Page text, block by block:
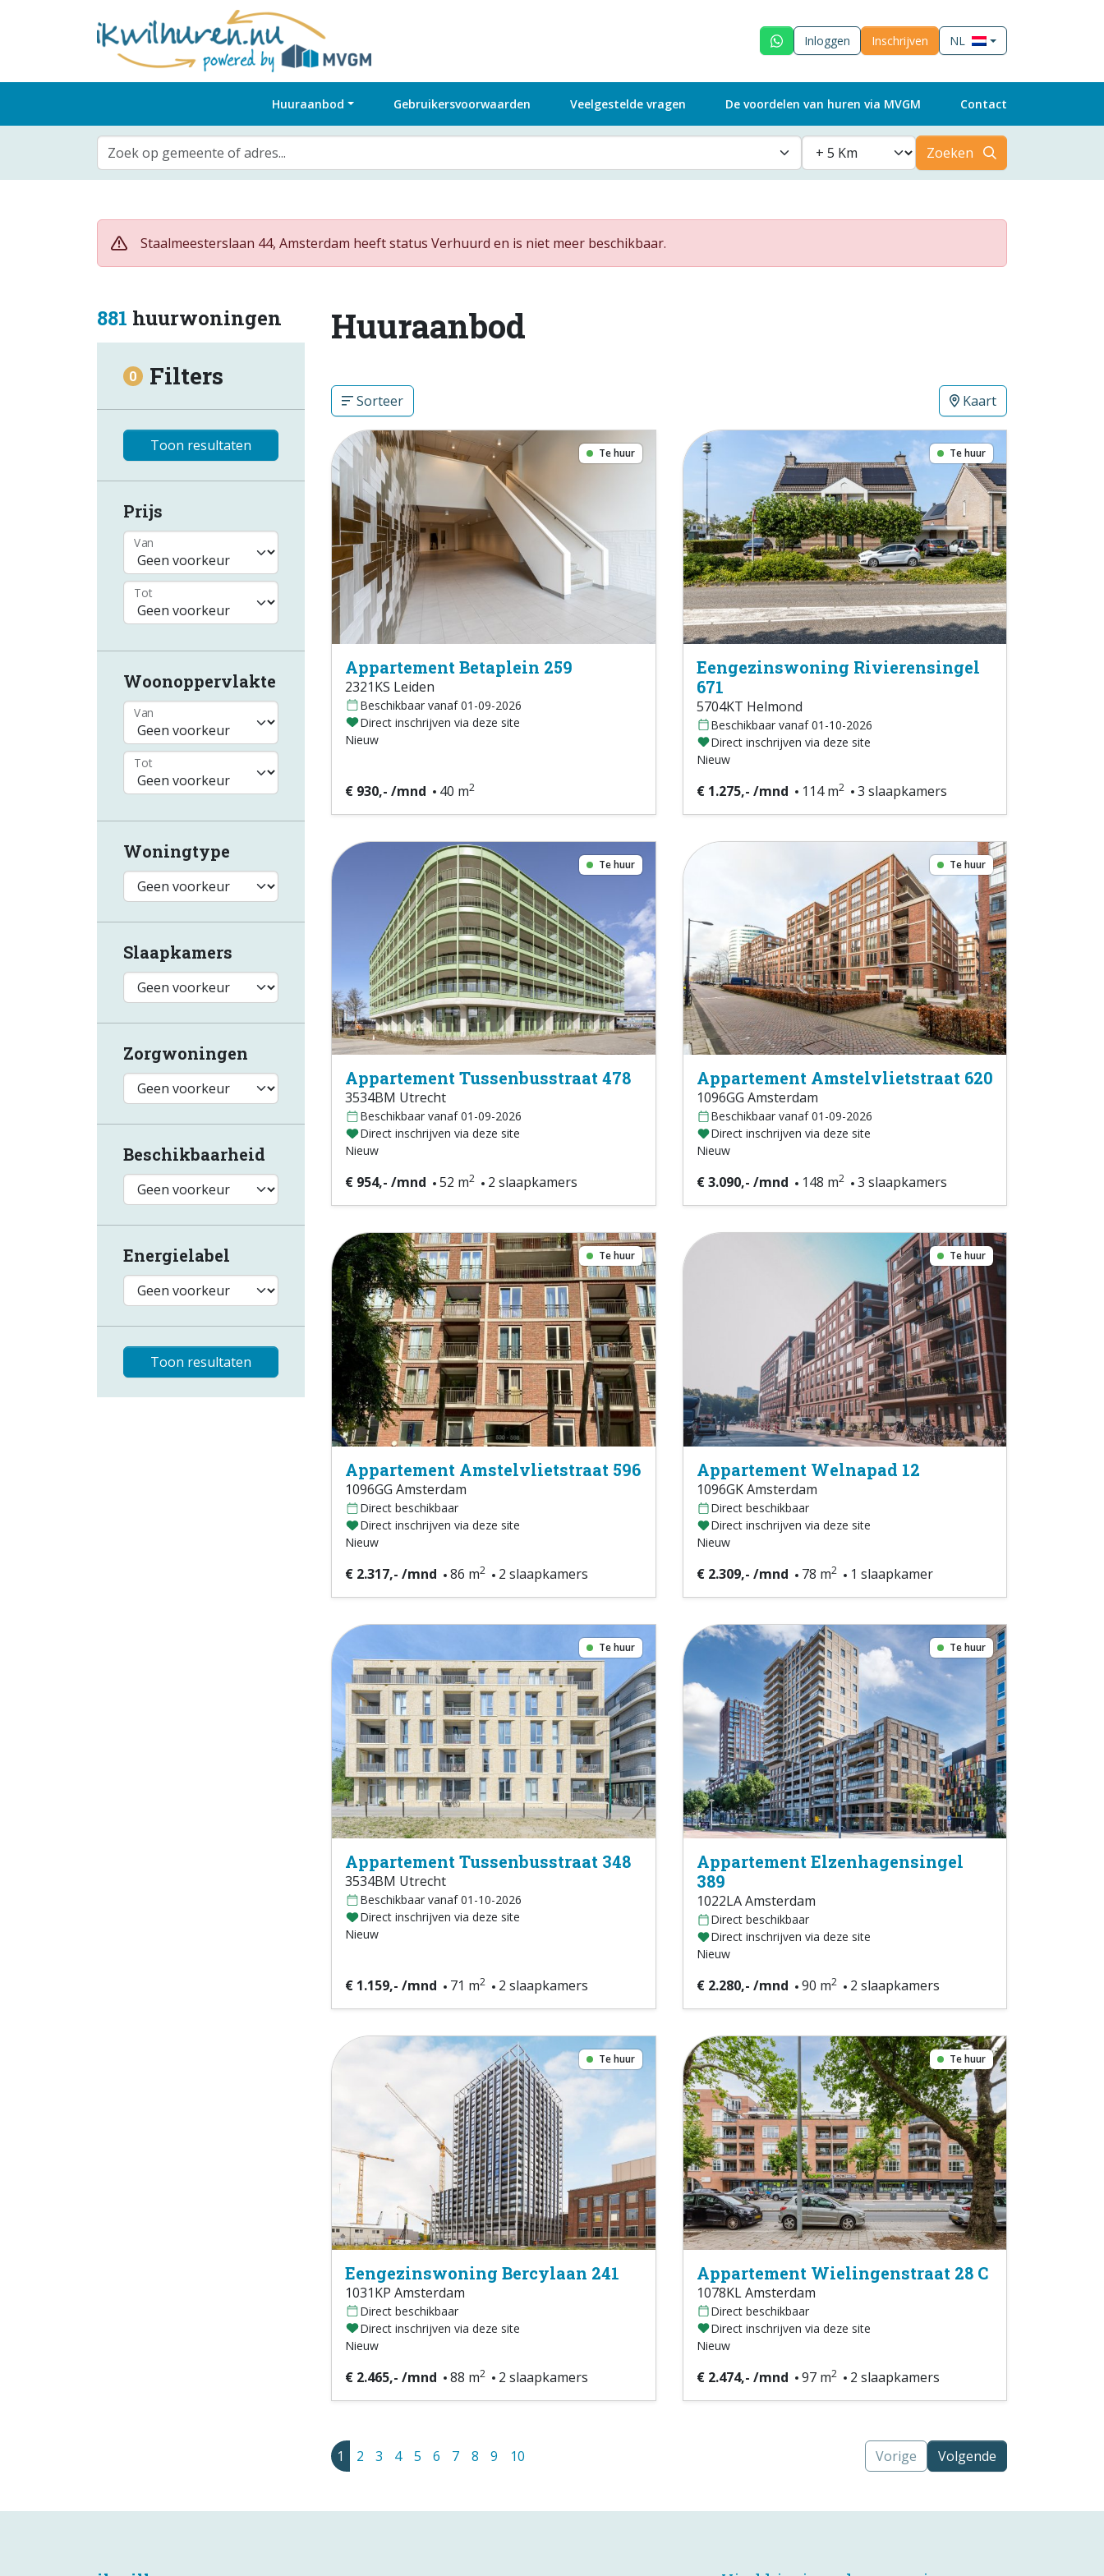
Inloggen Inschrijven NL
Huuraanbod Gebruikersvoorwaarden Veelgestelde vragen De voordelen van huren via MVGM Contact
Zoek op gemeente of adres... Zoeken
Staalmeesterslaan 44, Amsterdam heeft status Verhuurd en is niet meer beschikbaar.
881 huurwoningen
0 Filters
Toon resultaten
Prijs
Van
Tot
Woonoppervlakte
Van
Tot
Woningtype
Slaapkamers
Zorgwoningen
Beschikbaarheid
Energielabel
Toon resultaten
Huuraanbod
Sorteer Kaart
Te huur
Appartement Betaplein 259
2321KS Leiden
Beschikbaar vanaf 01-09-2026
Direct inschrijven via deze site
Nieuw
€ 930,- /mnd 40 m2
Te huur
Eengezinswoning Rivierensingel
671
5704KT Helmond
Beschikbaar vanaf 01-10-2026
Direct inschrijven via deze site
Nieuw
€ 1.275,- /mnd 114 m2 3 slaapkamers
Te huur
Appartement Tussenbusstraat 478
3534BM Utrecht
Beschikbaar vanaf 01-09-2026
Direct inschrijven via deze site
Nieuw
€ 954,- /mnd 52 m2 2 slaapkamers
Te huur
Appartement Amstelvlietstraat 620
1096GG Amsterdam
Beschikbaar vanaf 01-09-2026
Direct inschrijven via deze site
Nieuw
€ 3.090,- /mnd 148 m2 3 slaapkamers
Te huur
Appartement Amstelvlietstraat 596
1096GG Amsterdam
Direct beschikbaar
Direct inschrijven via deze site
Nieuw
€ 2.317,- /mnd 86 m2 2 slaapkamers
Te huur
Appartement Welnapad 12
1096GK Amsterdam
Direct beschikbaar
Direct inschrijven via deze site
Nieuw
€ 2.309,- /mnd 78 m2 1 slaapkamer
Te huur
Appartement Tussenbusstraat 348
3534BM Utrecht
Beschikbaar vanaf 01-10-2026
Direct inschrijven via deze site
Nieuw
€ 1.159,- /mnd 71 m2 2 slaapkamers
Te huur
Appartement Elzenhagensingel
389
1022LA Amsterdam
Direct beschikbaar
Direct inschrijven via deze site
Nieuw
€ 2.280,- /mnd 90 m2 2 slaapkamers
Te huur
Eengezinswoning Bercylaan 241
1031KP Amsterdam
Direct beschikbaar
Direct inschrijven via deze site
Nieuw
€ 2.465,- /mnd 88 m2 2 slaapkamers
Te huur
Appartement Wielingenstraat 28 C
1078KL Amsterdam
Direct beschikbaar
Direct inschrijven via deze site
Nieuw
€ 2.474,- /mnd 97 m2 2 slaapkamers
1 2 3 4 5 6 7 8 9 10 Vorige Volgende